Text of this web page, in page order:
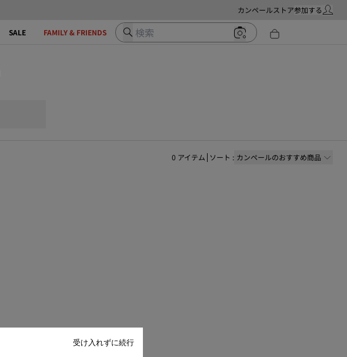
受け入れずに続行
カンペールストア参加するマイ・
SALE FAMILY & FRIENDS 検索
0 アイテム ソート : カンペールのおすすめ商品